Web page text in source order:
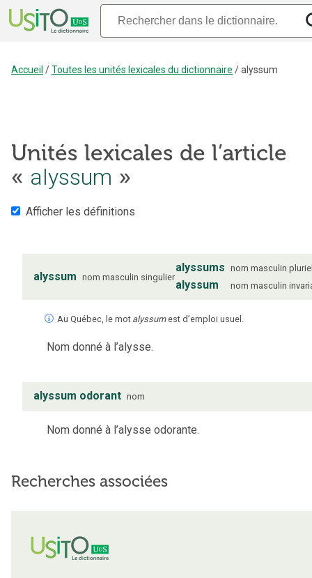
Accueil /Toutes les unités lexicales du dictionnaire /alyssum
Unités lexicales de l’article
« alyssum »
Afficher les définitions
alyssum nom masculin singulier
alyssums nom masculin
alyssum nom masculin
Au Québec, le mot alyssumest d’emploi usuel.
Nom donné à l’alysse.
alyssum odorant nom
Nom donné à l’alysse odorante.
Recherches associées